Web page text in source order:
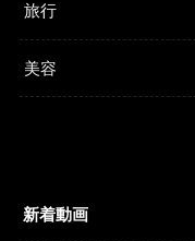
旅行
美容
新着動画